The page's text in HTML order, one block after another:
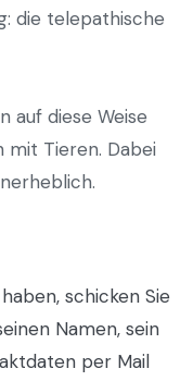
die telepathische
auf diese Weise
mit Tieren. Dabei
schicken Sie
Namen, sein
per Mail